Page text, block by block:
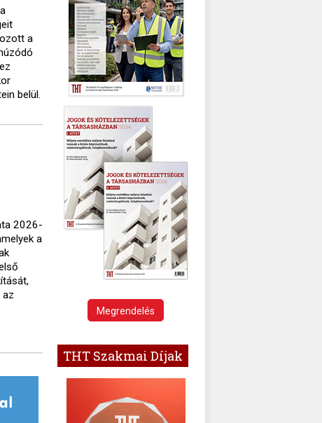
a
belül.
2026-
a
az
Megrendelés
THT Szakmai Díjak